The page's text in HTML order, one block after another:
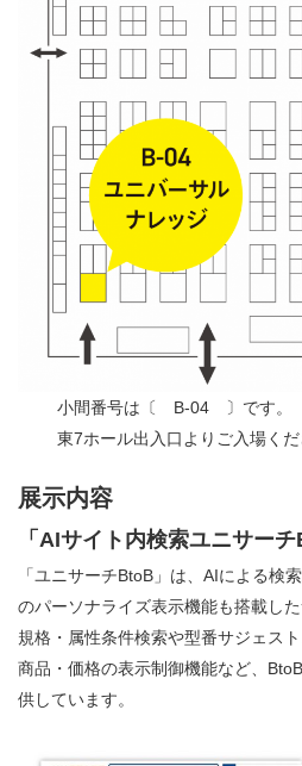
小間番号は〔 B-04 〕です。
東7ホール出入口よりご入場くだ
展示内容
「AIサイト内検索ユニサーチ
「ユニサーチBtoB」は、AIによる検
のパーソナライズ表示機能も搭載し
規格・属性条件検索や型番サジェス
商品・価格の表示制御機能など、
供しています。